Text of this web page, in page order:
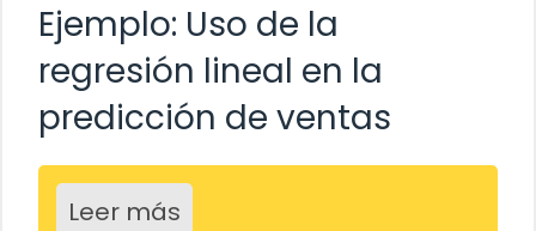
Ejemplo: Uso de la
regresión lineal en la
predicción de ventas
Leer más